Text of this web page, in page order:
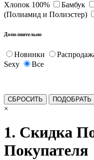
Хлопок 100%
Бамбук
(Полиамид и Полиэстер)
Дополнительно
Новинки
Sexy
Все
×
1. Скидка
Покупателя